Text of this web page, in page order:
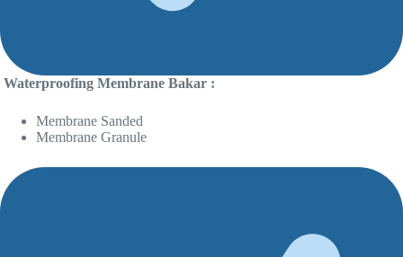
Waterproofing Membrane Bakar :
Membrane Sanded
Membrane Granule